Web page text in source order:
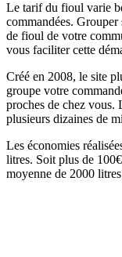
Le tarif du fioul varie
commandées. Grouper
de fioul de votre
vous faciliter cette
Créé en 2008, le site
groupe votre
proches de chez vous.
plusieurs dizaines de
Les économies
litres. Soit plus de
moyenne de 2000